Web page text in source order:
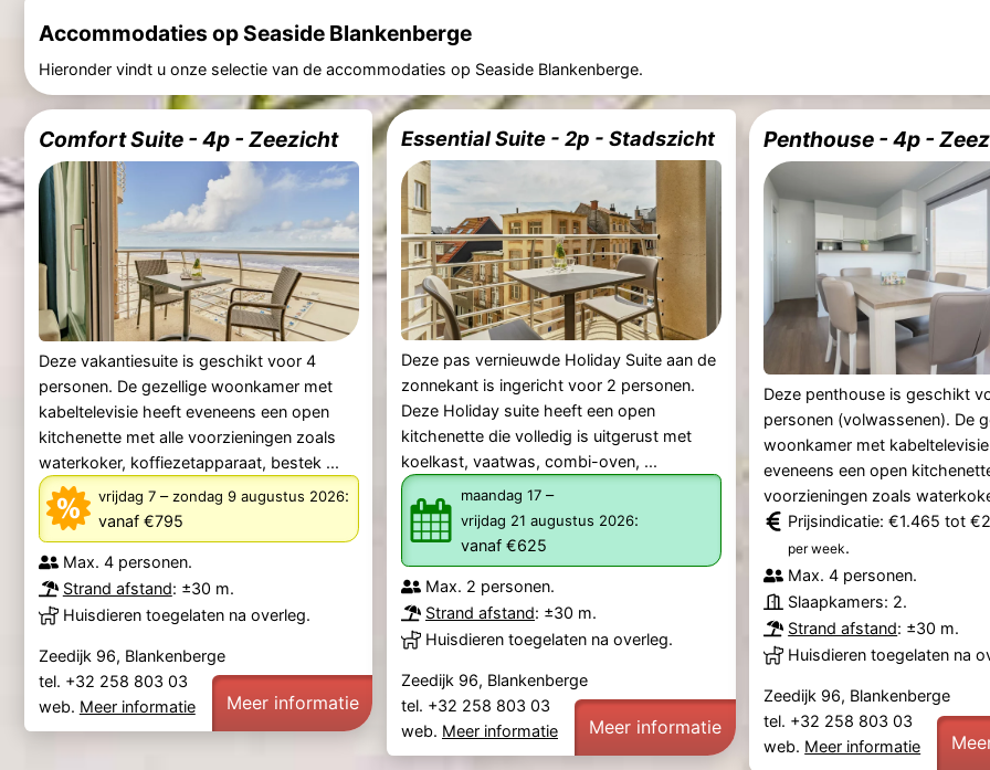
Accommodaties op Seaside Blankenberge
Hieronder vindt u onze selectie van de accommodaties op Seaside Blankenberge.
Comfort Suite - 4p - Zeezicht
Deze vakantiesuite is geschikt voor 4
personen. De gezellige woonkamer met
kabeltelevisie heeft eveneens een open
kitchenette met alle voorzieningen zoals
waterkoker, koffiezetapparaat, bestek ...
vrijdag 7– zondag 9 augustus 2026:
vanaf €795
Max. 4 personen.
Strand afstand: ±30 m.
Huisdieren toegelaten na overleg.
Zeedijk 96, Blankenberge
tel. +32 258 803 03
web. Meer informatie Meer informatie
Essential Suite - 2p - Stadszicht
Deze pas vernieuwde Holiday Suite aan de
zonnekant is ingericht voor 2 personen.
Deze Holiday suite heeft een open
kitchenette die volledig is uitgerust met
koelkast, vaatwas, combi-oven, ...
maandag 17–
vrijdag 21 augustus 2026:
vanaf €625
Max. 2 personen.
Strand afstand: ±30 m.
Huisdieren toegelaten na overleg.
Zeedijk 96, Blankenberge
tel. +32 258 803 03
web. Meer informatie Meer informatie
Penthouse - 4p -
Deze penthouse is geschikt
personen (volwassenen). De
woonkamer met
eveneens een open
voorzieningen zoals
Prijsindicatie: €1.465 tot
per week.
Max. 4 personen.
Slaapkamers: 2.
Strand afstand: ±30 m.
Huisdieren toegelaten na
Zeedijk 96, Blankenberge
tel. +32 258 803 03
web. Meer informatie